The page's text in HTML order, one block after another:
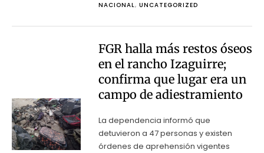
NACIONAL, UNCATEGORIZED
FGR halla más restos óseos
en el rancho Izaguirre;
confirma que lugar era un
campo de adiestramiento
La dependencia informó que
detuvieron a 47 personas y existen
órdenes de aprehensión vigentes